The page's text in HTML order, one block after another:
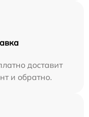
доставит
и обратно.